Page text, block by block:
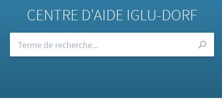
CENTRE D'AIDE IGLU-DORF